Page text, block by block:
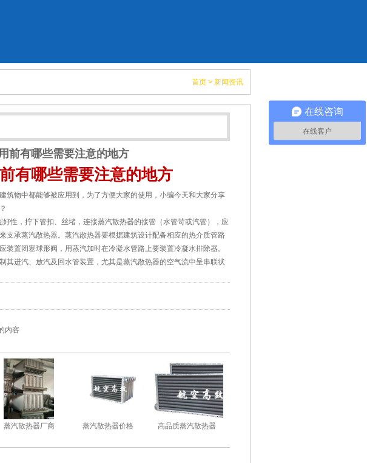
首页 > 新闻资讯
前有哪些需要注意的地方
有哪些需要注意的地方
筑物中都能够被应用到，为了方便大家的使用，小编今天和大家分享
性，拧下管扣、丝堵，连接蒸汽散热器的接管（水管苛或汽管），应
支承蒸汽散热器。蒸汽散热器要根据建筑设计配备相应的热介质管路
置闭塞球形阀，用蒸汽加时在冷凝水管路上要装置冷凝水排除器。
其进汽、放汽及回水管装置，尤其是蒸汽散热器的空气流中呈串联状
内容
蒸汽散热器厂商 蒸汽散热器价格 高品质蒸汽散热器
在线咨询
在线客户